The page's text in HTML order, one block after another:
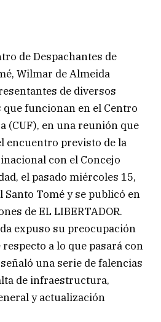
de Despachantes de
Wilmar de Almeida
de diversos
funcionan en el Centro
(CUF), en una reunión que
encuentro previsto de la
con el Concejo
el pasado miércoles 15,
Tomé y se publicó en
de EL LIBERTADOR.
expuso su preocupación
a lo que pasará con
una serie de falencias
de infraestructura,
y actualización